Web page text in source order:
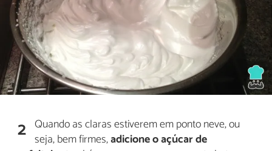
2 Quando as claras estiverem em ponto neve, ou
seja, bem firmes,adicione o açúcar de